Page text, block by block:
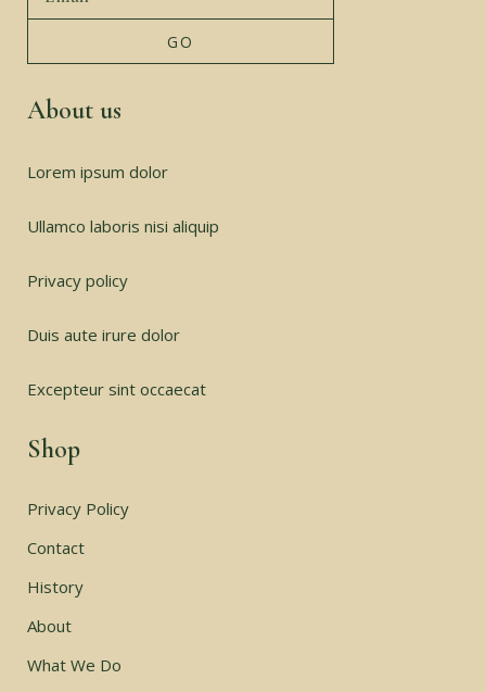
About us
Lorem ipsum dolor
Ullamco laboris nisi aliquip
Privacy policy
Duis aute irure dolor
Excepteur sint occaecat
Shop
Privacy Policy
Contact
History
About
What We Do